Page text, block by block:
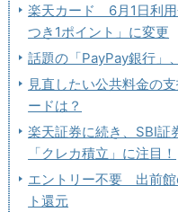
楽天カード 6月1日利
つき1ポイント」に変更
話題の「PayPay銀行」
見直したい公共料金の
ードは？
楽天証券に続き、SBI
「クレカ積立」に注目！
エントリー不要 出前館
ト還元